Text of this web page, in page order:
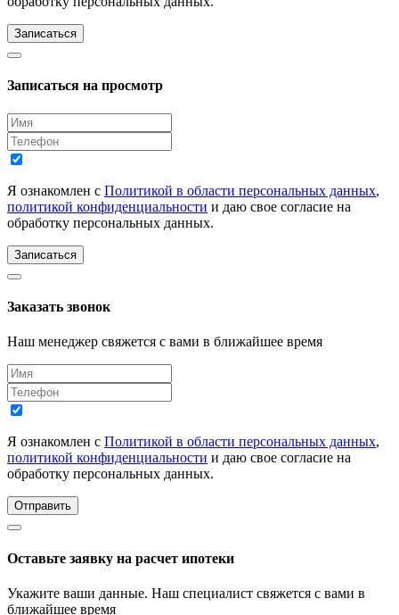
Записаться
Записаться на просмотр
Я ознакомлен с Политикой в области персональных данных,
политикой конфиденциальности и даю свое согласие на
обработку персональных данных.
Записаться
Заказать звонок
Наш менеджер свяжется с вами в ближайшее время
Я ознакомлен с Политикой в области персональных данных,
политикой конфиденциальности и даю свое согласие на
обработку персональных данных.
Отправить
Оставьте заявку на расчет ипотеки
Укажите ваши данные. Наш специалист свяжется с вами в
ближайшее время